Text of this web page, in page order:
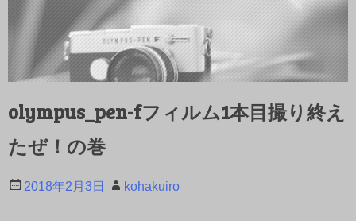
olympus_pen-fフィルム1本目撮り終え
たぜ！の巻
2018年2月3日 kohakuiro